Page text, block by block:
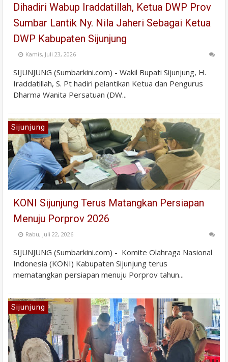
Dihadiri Wabup Iraddatillah, Ketua DWP Prov
Sumbar Lantik Ny. Nila Jaheri Sebagai Ketua
DWP Kabupaten Sijunjung
Kamis, Juli 23, 2026
SIJUNJUNG (Sumbarkini.com) - Wakil Bupati Sijunjung, H.
Iraddatillah, S. Pt hadiri pelantikan Ketua dan Pengurus
Dharma Wanita Persatuan (DW...
Sijunjung
KONI Sijunjung Terus Matangkan Persiapan
Menuju Porprov 2026
Rabu, Juli 22, 2026
SIJUNJUNG (Sumbarkini.com) - Komite Olahraga Nasional
Indonesia (KONI) Kabupaten Sijunjung terus
mematangkan persiapan menuju Porprov tahun...
Sijunjung